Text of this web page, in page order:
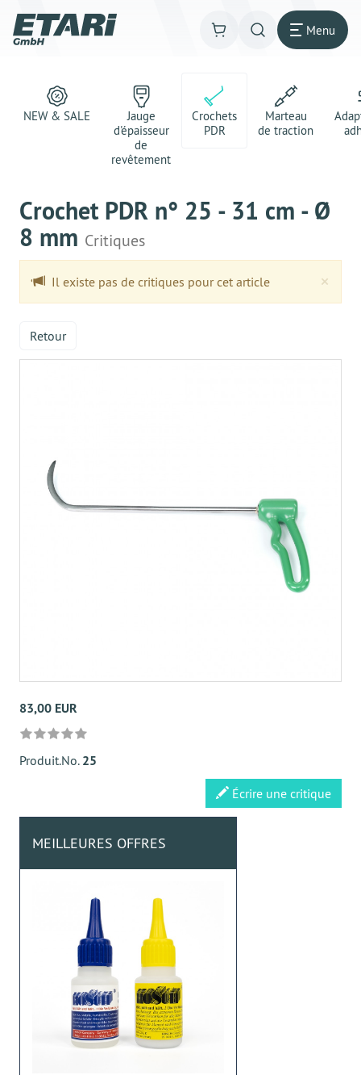
Menu
NEW & SALE
Jauge
d'épaisseur
de
revêtement
Crochets
PDR
Marteau
de traction
Crochet PDR n° 25 - 31 cm - Ø
8 mm Critiques
×
Il existe pas de critiques pour cet article
Retour
83,00 EUR
Produit.No. 25
Écrire une critique
MEILLEURES OFFRES